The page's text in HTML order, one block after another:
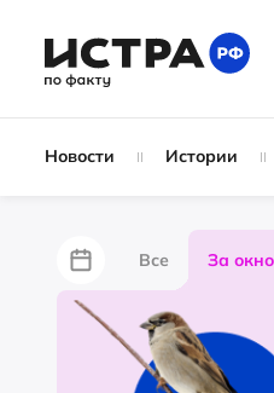
Новости Истории
Все За
За забором
Партнёрский